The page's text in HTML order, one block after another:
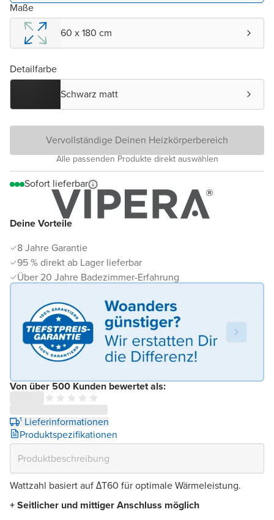
Deine Vorteile
8 Jahre Garantie
95 % direkt ab Lager lieferbar
Über 20 Jahre Badezimmer-Erfahrung
Von über 500 Kunden bewertet als:
¹ Lieferinformationen
Produktspezifikationen
Maße
60 x 180 cm
Detailfarbe
Schwarz matt
Vervollständige Deinen Heizkörperbereich
Alle passenden Produkte direkt auswählen
Sofort lieferbar
Wattzahl basiert auf ΔT60 für optimale Wärmeleistung.
+ Seitlicher und mittiger Anschluss möglich